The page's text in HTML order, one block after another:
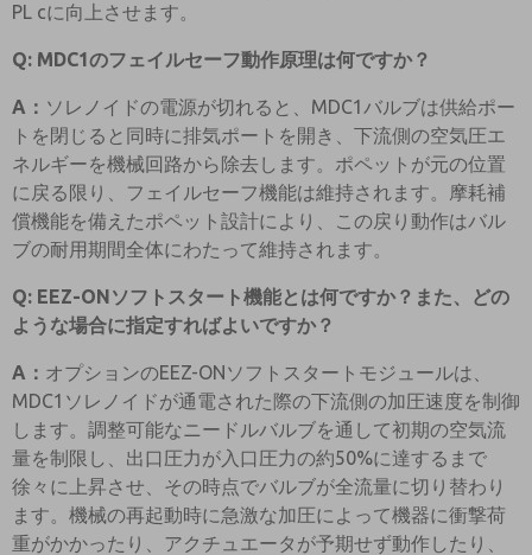
PL cに向上させます。
Q: MDC1のフェイルセーフ動作原理は何ですか？
A： ソレノイドの電源が切れると、MDC1バルブは供給ポー
トを閉じると同時に排気ポートを開き、下流側の空気圧エ
ネルギーを機械回路から除去します。ポペットが元の位置
に戻る限り、フェイルセーフ機能は維持されます。摩耗補
償機能を備えたポペット設計により、この戻り動作はバル
ブの耐用期間全体にわたって維持されます。
Q: EEZ-ONソフトスタート機能とは何ですか？また、どの
ような場合に指定すればよいですか？
A： オプションのEEZ-ONソフトスタートモジュールは、
MDC1ソレノイドが通電された際の下流側の加圧速度を制御
します。調整可能なニードルバルブを通して初期の空気流
量を制限し、出口圧力が入口圧力の約50%に達するまで
徐々に上昇させ、その時点でバルブが全流量に切り替わり
ます。機械の再起動時に急激な加圧によって機器に衝撃荷
重がかかったり、アクチュエータが予期せず動作したり、